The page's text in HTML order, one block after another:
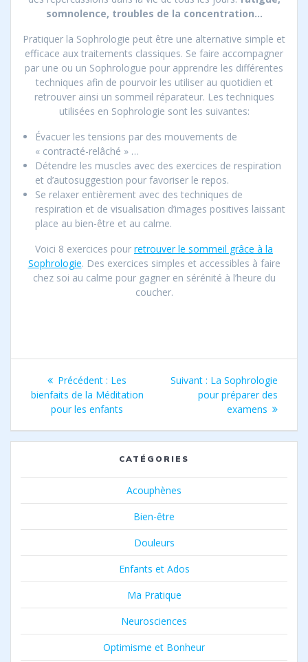
somnolence, troubles de la concentration…
Pratiquer la Sophrologie peut être une alternative simple et
efficace aux traitements classiques. Se faire accompagner
par une ou un Sophrologue pour apprendre les différentes
techniques afin de pourvoir les utiliser au quotidien et
retrouver ainsi un sommeil réparateur. Les techniques
utilisées en Sophrologie sont les suivantes:
Évacuer les tensions par des mouvements de
« contracté-relâché » …
Détendre les muscles avec des exercices de respiration
et d’autosuggestion pour favoriser le repos.
Se relaxer entièrement avec des techniques de
respiration et de visualisation d’images positives laissant
place au bien-être et au calme.
Voici 8 exercices pour retrouver le sommeil grâce à la
Sophrologie. Des exercices simples et accessibles à faire
chez soi au calme pour gagner en sérénité à l’heure du
coucher.
Navigation
de
l’article
Précédent : Article
précédent
:
Les
bienfaits de la Méditation
pour les enfants
Suivant : Article
suivant
La Sophrologie
pour préparer des
examens
CATÉGORIES
Acouphènes
Bien-être
Douleurs
Enfants et Ados
Ma Pratique
Neurosciences
Optimisme et Bonheur